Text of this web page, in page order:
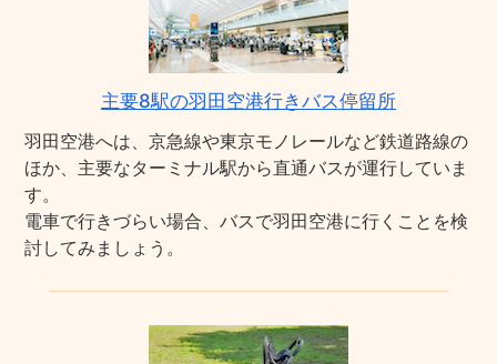
主要8駅の羽田空港行きバス停留所
羽田空港へは、京急線や東京モノレールなど鉄道路線の
ほか、主要なターミナル駅から直通バスが運行していま
す。
電車で行きづらい場合、バスで羽田空港に行くことを検
討してみましょう。